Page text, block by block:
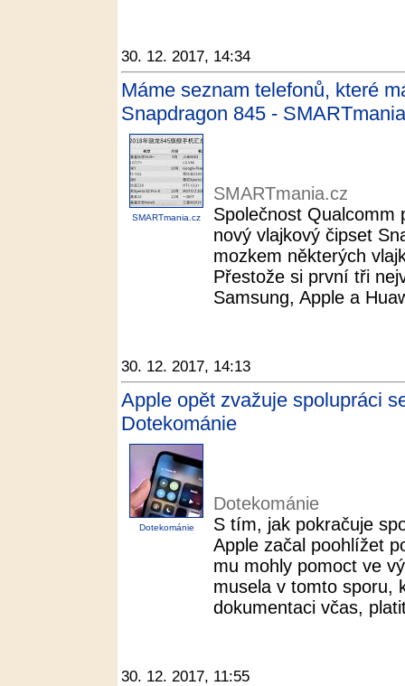
30. 12. 2017, 14:34
Máme seznam telefonů, které
Snapdragon 845 -
SMARTmania.cz
SMARTmania.cz
Společnost Qualcomm
nový vlajkový čipset
mozkem některých
Přestože si první tři
Samsung, Apple a
30. 12. 2017, 14:13
Apple opět zvažuje spolupráci
Dotekománie
Dotekománie
Dotekománie
S tím, jak pokračuje
Apple začal poohlížet
mu mohly pomoct ve
musela v tomto sporu,
dokumentaci včas,
30. 12. 2017, 11:55